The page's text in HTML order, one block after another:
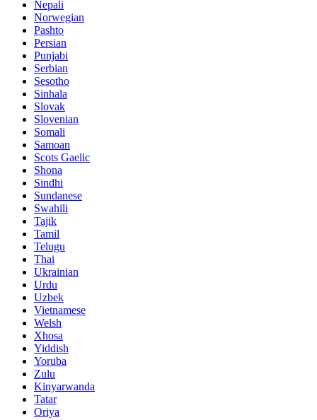
Nepali
Norwegian
Pashto
Persian
Punjabi
Serbian
Sesotho
Sinhala
Slovak
Slovenian
Somali
Samoan
Scots Gaelic
Shona
Sindhi
Sundanese
Swahili
Tajik
Tamil
Telugu
Thai
Ukrainian
Urdu
Uzbek
Vietnamese
Welsh
Xhosa
Yiddish
Yoruba
Zulu
Kinyarwanda
Tatar
Oriya